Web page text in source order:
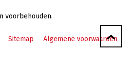
voorbehouden.
Sitemap
Algemene voorwaarden